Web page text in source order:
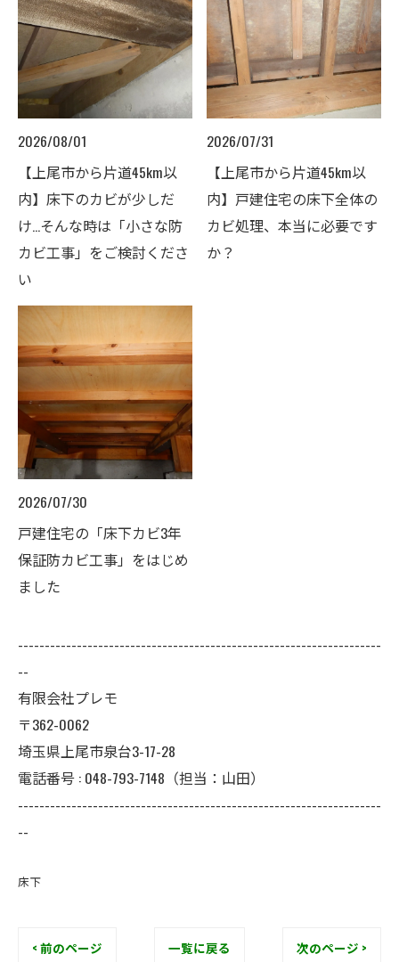
2026/08/01
【上尾市から片道45km以
内】床下のカビが少しだ
け…そんな時は「小さな防
カビ工事」をご検討くださ
い
2026/07/31
【上尾市から片道45km以
内】戸建住宅の床下全体の
カビ処理、本当に必要です
か？
2026/07/30
戸建住宅の「床下カビ3年
保証防カビ工事」をはじめ
ました
--------------------------------------------------------------------
--
有限会社プレモ
〒362-0062
埼玉県上尾市泉台3-17-28
電話番号 : 048-793-7148（担当：山田）
--------------------------------------------------------------------
--
床下
< 前のページ 一覧に戻る 次のページ >